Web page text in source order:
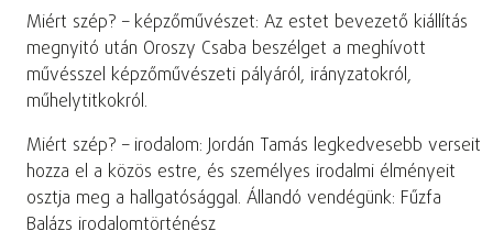
Miért szép? – képzőművészet: Az estet bevezető kiállítás
megnyitó után Oroszy Csaba beszélget a meghívott
művésszel képzőművészeti pályáról, irányzatokról,
műhelytitkokról.
Miért szép? – irodalom: Jordán Tamás legkedvesebb verseit
hozza el a közös estre, és személyes irodalmi élményeit
osztja meg a hallgatósággal. Állandó vendégünk: Fűzfa
Balázs irodalomtörténész